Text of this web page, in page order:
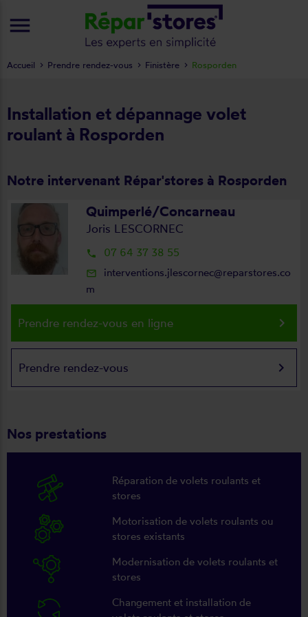
Installation et dépannage volet
roulant à Rosporden
Notre intervenant Répar'stores à Rosporden
Quimperlé/Concarneau
Joris LESCORNEC
local_phone 07 64 37 38 55
mail_outline
interventions.jlescornec@reparstores.co
m
Prendre rendez-vous en ligne keyboard_arrow_right
Prendre rendez-vous keyboard_arrow_right
Nos prestations
Réparation de volets roulants et
stores
Motorisation de volets roulants ou
stores existants
Modernisation de volets roulants et
stores
Changement et installation de
Accueil Prendre rendez-vous Finistère Rosporden
menu